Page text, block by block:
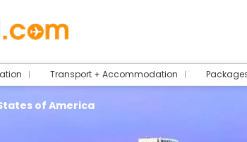
Transport + Accommodation
of America